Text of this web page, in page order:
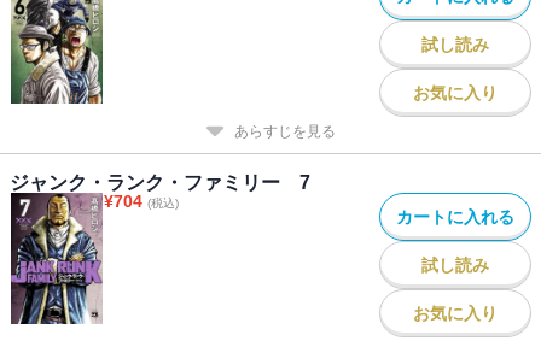
試し読み
お気に入り
あらすじを見る
ジャンク・ランク・ファミリー 7
¥704 (税込)
カートに入れる
試し読み
お気に入り